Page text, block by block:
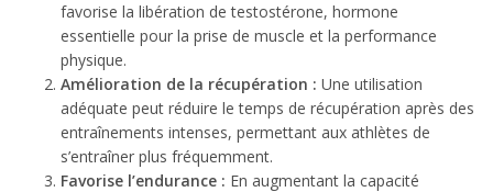
favorise la libération de testostérone, hormone
essentielle pour la prise de muscle et la performance
physique.
Amélioration de la récupération : Une utilisation
adéquate peut réduire le temps de récupération après des
entraînements intenses, permettant aux athlètes de
s’entraîner plus fréquemment.
Favorise l’endurance : En augmentant la capacité